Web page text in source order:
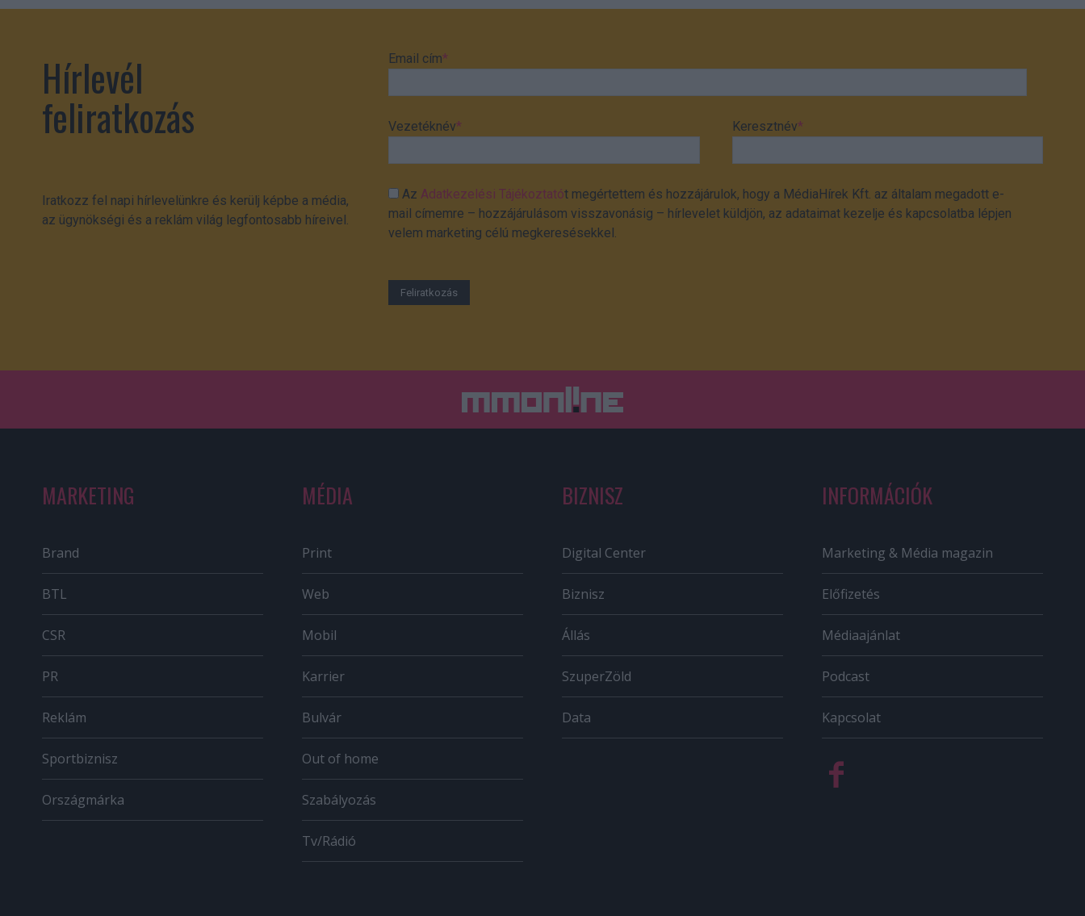
Hírlevél
feliratkozás
Iratkozz fel napi hírlevelünkre és kerülj képbe a média,
az ügynökségi és a reklám világ legfontosabb híreivel.
Email cím*
Vezetéknév* Keresztnév*
AzAdatkezelési Tájékoztatót megértettem és hozzájárulok, hogy a MédiaHírek Kft. az általam megadott e-
mail címemre – hozzájárulásom visszavonásig – hírlevelet küldjön, az adataimat kezelje és kapcsolatba lépjen
velem marketing célú megkeresésekkel.
MARKETING
Brand
BTL
CSR
PR
Reklám
Sportbiznisz
Országmárka
MÉDIA
Print
Web
Mobil
Karrier
Bulvár
Out of home
Szabályozás
Tv/Rádió
BIZNISZ
Digital Center
Biznisz
Állás
SzuperZöld
Data
INFORMÁCIÓK
Marketing & Média magazin
Előfizetés
Médiaajánlat
Podcast
Kapcsolat